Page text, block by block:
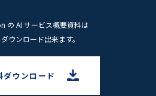
の AI サービス概要資料は
ウンロード出来ます。
ダウンロード